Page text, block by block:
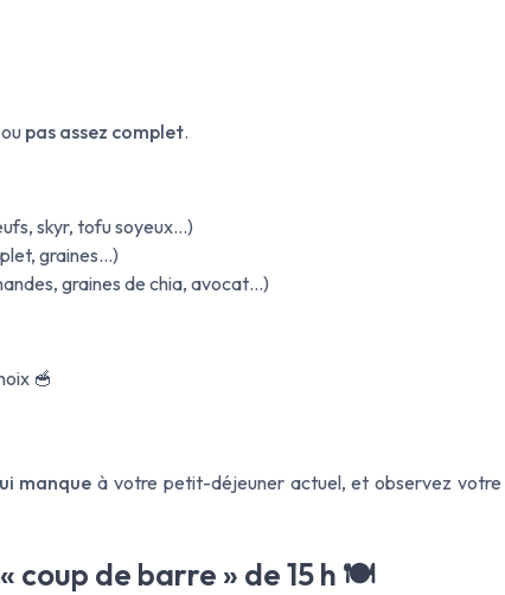
ou pas assez complet.
skyr, tofu soyeux…)
graines…)
graines de chia, avocat…)
🥣
manque à votre petit-déjeuner actuel, et observez votre
coup de barre » de 15 h 🍽️